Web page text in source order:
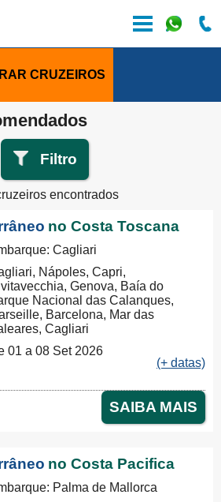
CRUZEIROS
Filtro
encontrados
no Costa Toscana
Cagliari
Nápoles, Capri,
Genova, Baía do
Nacional das Calanques,
Barcelona, Mar das
Cagliari
01 a 08 Set 2026
(+ datas)
SAIBA MAIS
no Costa Pacifica
Palma de Mallorca